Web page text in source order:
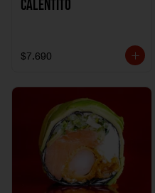
Calentito
$7.690